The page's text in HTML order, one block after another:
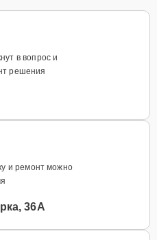
в вопрос и
решения
и ремонт можно
36А